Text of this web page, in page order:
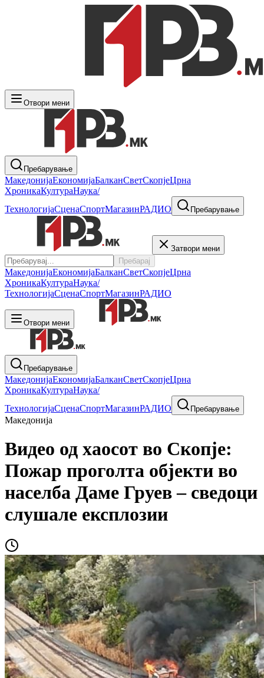
Отвори мени
Пребарување
МакедонијаЕкономијаБалканСветСкопјеЦрна
ХроникаКултураНаука/
ТехнологијаСценаСпортМагазинРАДИО Пребарување
Затвори мени
Пребарај
МакедонијаЕкономијаБалканСветСкопјеЦрна
ХроникаКултураНаука/
ТехнологијаСценаСпортМагазинРАДИО
Отвори мени
Пребарување
МакедонијаЕкономијаБалканСветСкопјеЦрна
ХроникаКултураНаука/
ТехнологијаСценаСпортМагазинРАДИО Пребарување
Македонија
Видео од хаосот во Скопје:
Пожар проголта објекти во
населба Даме Груев – сведоци
слушале експлозии